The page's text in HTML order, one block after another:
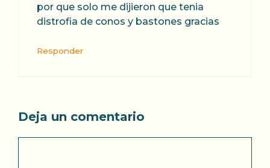
por que solo me dijieron que tenia
distrofia de conos y bastones gracias
Responder
Deja un comentario